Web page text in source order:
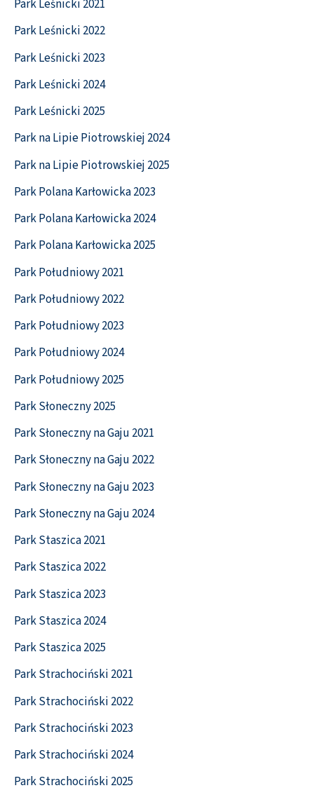
Park Leśnicki 2021
Park Leśnicki 2022
Park Leśnicki 2023
Park Leśnicki 2024
Park Leśnicki 2025
Park na Lipie Piotrowskiej 2024
Park na Lipie Piotrowskiej 2025
Park Polana Karłowicka 2023
Park Polana Karłowicka 2024
Park Polana Karłowicka 2025
Park Południowy 2021
Park Południowy 2022
Park Południowy 2023
Park Południowy 2024
Park Południowy 2025
Park Słoneczny 2025
Park Słoneczny na Gaju 2021
Park Słoneczny na Gaju 2022
Park Słoneczny na Gaju 2023
Park Słoneczny na Gaju 2024
Park Staszica 2021
Park Staszica 2022
Park Staszica 2023
Park Staszica 2024
Park Staszica 2025
Park Strachociński 2021
Park Strachociński 2022
Park Strachociński 2023
Park Strachociński 2024
Park Strachociński 2025